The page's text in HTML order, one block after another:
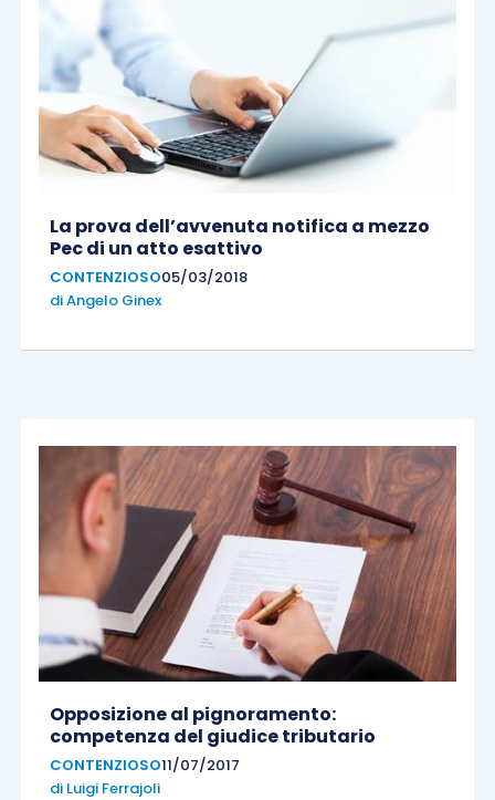
La prova dell’avvenuta notifica a mezzo
Pec di un atto esattivo
CONTENZIOSO05/03/2018
diAngelo Ginex
Opposizione al pignoramento:
competenza del giudice tributario
CONTENZIOSO11/07/2017
di Luigi Ferrajoli